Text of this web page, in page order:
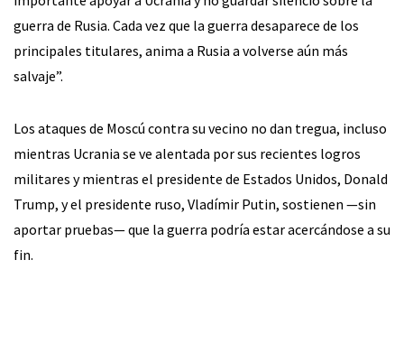
guerra de Rusia. Cada vez que la guerra desaparece de los
principales titulares, anima a Rusia a volverse aún más
salvaje”.
Los ataques de Moscú contra su vecino no dan tregua, incluso
mientras Ucrania se ve alentada por sus recientes logros
militares y mientras el presidente de Estados Unidos, Donald
Trump, y el presidente ruso, Vladímir Putin, sostienen —sin
aportar pruebas— que la guerra podría estar acercándose a su
fin.